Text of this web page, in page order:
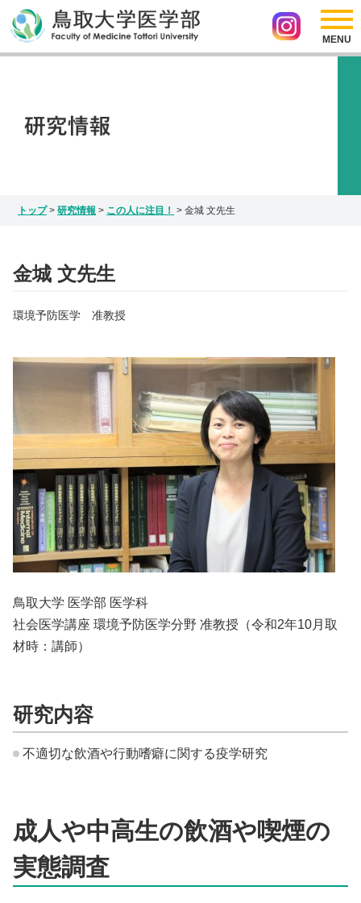
お問い合わせ
トップ > 研究情報 > この人に注目！ > 金城 文先生
金城 文先生
環境予防医学 准教授
鳥取大学 医学部 医学科
社会医学講座 環境予防医学分野 准教授（令和2年10月取
材時：講師）
研究内容
不適切な飲酒や行動嗜癖に関する疫学研究
成人や中高生の飲酒や喫煙の
実態調査